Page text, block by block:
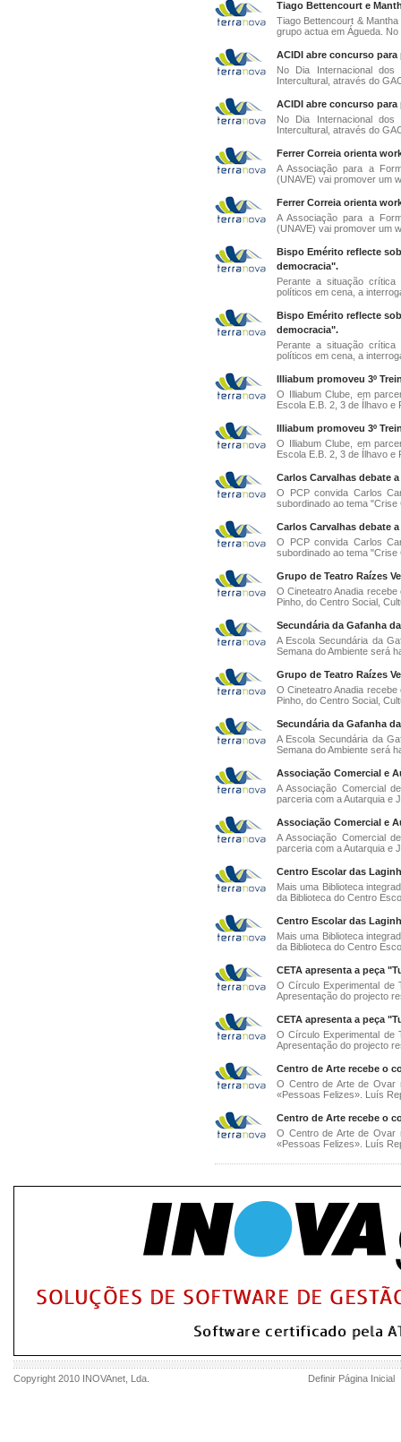
Tiago Bettencourt e
Tiago Bettencourt &
grupo actua em Águeda.
ACIDI abre concurso
No Dia Internacional
Intercultural, através do
ACIDI abre concurso
No Dia Internacional
Intercultural, através do
Ferrer Correia orienta
A Associação para a
(UNAVE) vai promover um
Ferrer Correia orienta
A Associação para a
(UNAVE) vai promover um
Bispo Emérito reflecte
democracia".
Perante a situação
políticos em cena, a
Bispo Emérito reflecte
democracia".
Perante a situação
políticos em cena, a
Illiabum promoveu 3º
O Illiabum Clube, em
Escola E.B. 2, 3 de Ílhavo e
Illiabum promoveu 3º
O Illiabum Clube, em
Escola E.B. 2, 3 de Ílhavo e
Carlos Carvalhas debate
O PCP convida Carlos
subordinado ao tema "Crise
Carlos Carvalhas debate
O PCP convida Carlos
subordinado ao tema "Crise
Grupo de Teatro Raízes
O Cineteatro Anadia
Pinho, do Centro Social,
Secundária da Gafanha
A Escola Secundária da
Semana do Ambiente será
Grupo de Teatro Raízes
O Cineteatro Anadia
Pinho, do Centro Social,
Secundária da Gafanha
A Escola Secundária da
Semana do Ambiente será
Associação Comercial e
A Associação Comercial
parceria com a Autarquia e
Associação Comercial e
A Associação Comercial
parceria com a Autarquia e
Centro Escolar das
Mais uma Biblioteca
da Biblioteca do Centro
Centro Escolar das
Mais uma Biblioteca
da Biblioteca do Centro
CETA apresenta a peça
O Círculo Experimental de
Apresentação do projecto
CETA apresenta a peça
O Círculo Experimental de
Apresentação do projecto
Centro de Arte recebe o
O Centro de Arte de Ovar
«Pessoas Felizes». Luís
Centro de Arte recebe o
O Centro de Arte de Ovar
«Pessoas Felizes». Luís
Copyright 2010 INOVAnet , Lda. Definir Página Inicial